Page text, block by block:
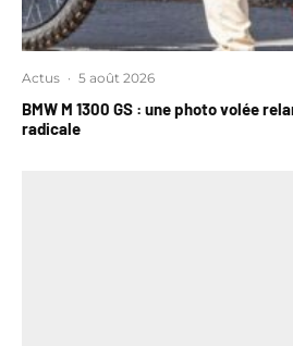
Actus · 5 août 2026
BMW M 1300 GS : une photo volée
radicale